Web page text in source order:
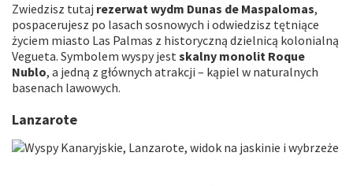
Zwiedzisz tutaj rezerwat wydm Dunas de Maspalomas,
pospacerujesz po lasach sosnowych i odwiedzisz tętniące
życiem miasto Las Palmas z historyczną dzielnicą kolonialną
Vegueta. Symbolem wyspy jestskalny monolit Roque
Nublo, a jedną z głównych atrakcji – kąpiel w naturalnych
basenach lawowych.
Lanzarote